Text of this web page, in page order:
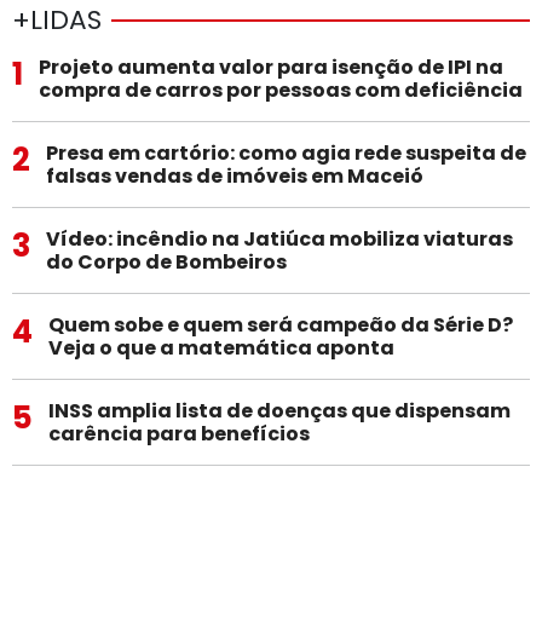
+LIDAS
1
Projeto aumenta valor para isenção de IPI na
compra de carros por pessoas com deficiência
2
Presa em cartório: como agia rede suspeita de
falsas vendas de imóveis em Maceió
3
Vídeo: incêndio na Jatiúca mobiliza viaturas
do Corpo de Bombeiros
4
Quem sobe e quem será campeão da Série D?
Veja o que a matemática aponta
5
INSS amplia lista de doenças que dispensam
carência para benefícios